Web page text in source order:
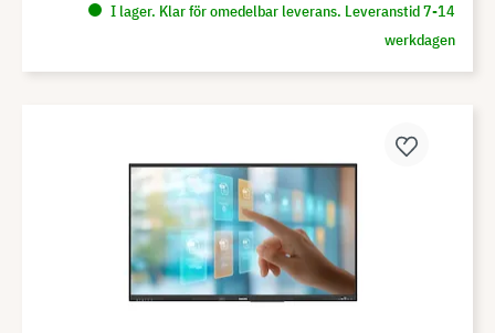
I lager. Klar för omedelbar leverans. Leveranstid 7-14
werkdagen